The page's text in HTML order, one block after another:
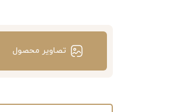
تصاویر محصول